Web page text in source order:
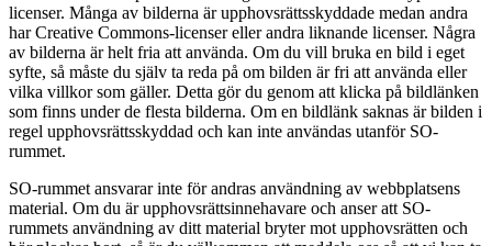
licenser. Många av bilderna är upphovsrättsskyddade medan andra
har Creative Commons-licenser eller andra liknande licenser. Några
av bilderna är helt fria att använda. Om du vill bruka en bild i eget
syfte, så måste du själv ta reda på om bilden är fri att använda eller
vilka villkor som gäller. Detta gör du genom att klicka på bildlänken
som finns under de flesta bilderna. Om en bildlänk saknas är bilden i
regel upphovsrättsskyddad och kan inte användas utanför SO-
rummet.
SO-rummet ansvarar inte för andras användning av webbplatsens
material. Om du är upphovsrättsinnehavare och anser att SO-
rummets användning av ditt material bryter mot upphovsrätten och